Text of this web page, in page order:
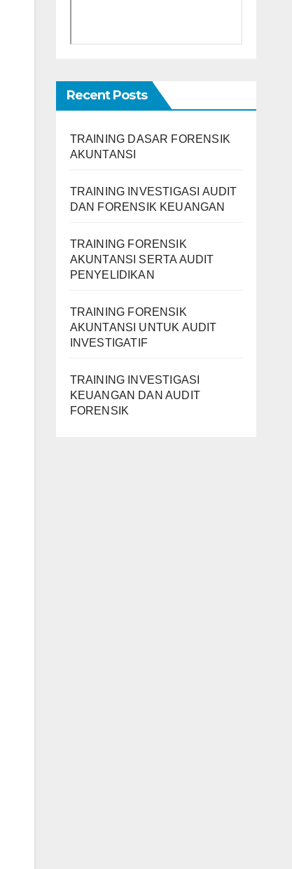
Recent Posts
TRAINING DASAR FORENSIK
AKUNTANSI
TRAINING INVESTIGASI AUDIT
DAN FORENSIK KEUANGAN
TRAINING FORENSIK
AKUNTANSI SERTA AUDIT
PENYELIDIKAN
TRAINING FORENSIK
AKUNTANSI UNTUK AUDIT
INVESTIGATIF
TRAINING INVESTIGASI
KEUANGAN DAN AUDIT
FORENSIK